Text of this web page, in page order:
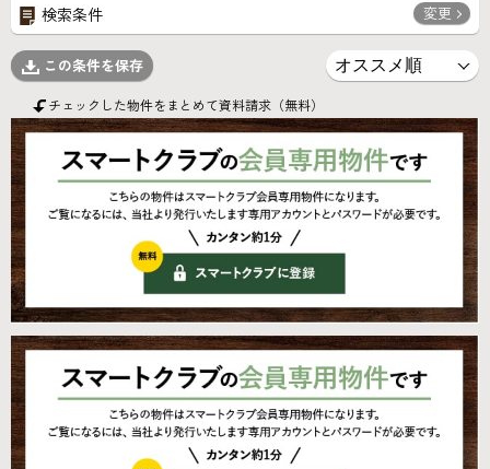
検索条件 変更
この条件を保存
チェックした物件をまとめて資料請求（無料）